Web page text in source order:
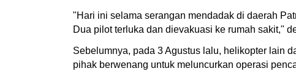
"Hari ini selama serangan mendadak di daerah
Dua pilot terluka dan dievakuasi ke rumah sakit,"
Sebelumnya, pada 3 Agustus lalu, helikopter lain
pihak berwenang untuk meluncurkan operasi